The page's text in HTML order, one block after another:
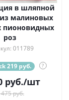
в шляпной
малиновых
пионовидных
роз
011789
219 руб. ?
руб./шт
руб.